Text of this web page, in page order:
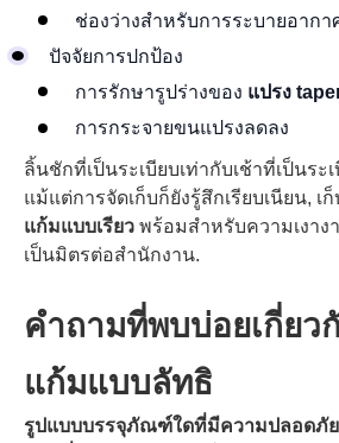
ช่องว่างสำหรับการระบายอากา
ปัจจัยการปกป้อง
การรักษารูปร่างของ แปรง
การกระจายขนแปรงลดลง
ลิ้นชักที่เป็นระเบียบเท่ากับเช้าที่เป็นระ
แม้แต่การจัดเก็บก็ยังรู้สึกเรียบเนียน, เ
แก้มแบบเรียว พร้อมสำหรับความเงาง
เป็นมิตรต่อสำนักงาน.
คำถามที่พบบ่อยเกี่ยว
แก้มแบบลัทธิ
รูปแบบบรรจุภัณฑ์ใดที่มีความปลอดภั